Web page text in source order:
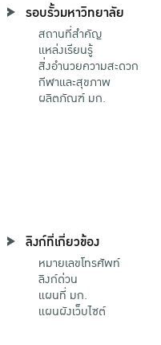
รอบรั้วมหาวิทยาลัย
สถานที่สำคัญ
แหล่งเรียนรู้
สิ่งอำนวยความสะดวก
กีฬาและสุขภาพ
ผลิตภัณฑ์ มก.
ลิงก์ที่เกี่ยวข้อง
หมายเลขโทรศัพท์
ลิงก์ด่วน
แผนที่ มก.
แผนผังเว็บไซต์